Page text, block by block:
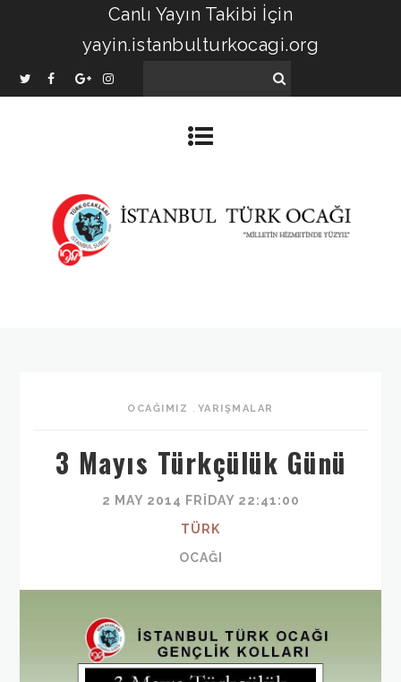
Canlı Yayın Takibi İçin
yayin.istanbulturkocagi.org
OCAĞIMIZ , YARIŞMALAR
3 Mayıs Türkçülük Günü
2 MAY 2014 FRIDAY 22:41:00
TÜRK
OCAĞI